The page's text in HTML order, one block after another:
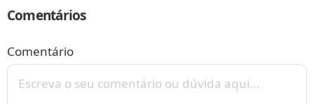
Comentários
Comentário